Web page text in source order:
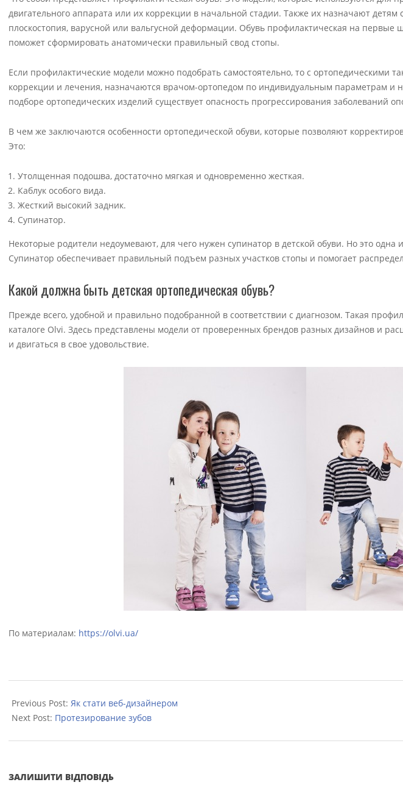
двигательного аппарата или их коррекции в начальной стадии. Также их назначают детям
плоскостопия, варусной или вальгусной деформации. Обувь профилактическая на первые
поможет сформировать анатомически правильный свод стопы.
Если профилактические модели можно подобрать самостоятельно, то с ортопедическими
коррекции и лечения, назначаются врачом-ортопедом по индивидуальным параметрам и
подборе ортопедических изделий существует опасность прогрессирования заболеваний
В чем же заключаются особенности ортопедической обуви, которые позволяют
Это:
Утолщенная подошва, достаточно мягкая и одновременно жесткая.
Каблук особого вида.
Жесткий высокий задник.
Супинатор.
Некоторые родители недоумевают, для чего нужен супинатор в детской обуви. Но это одна
Супинатор обеспечивает правильный подъем разных участков стопы и помогает
Какой должна быть детская ортопедическая обувь?
Прежде всего, удобной и правильно подобранной в соответствии с диагнозом. Такая
каталоге Olvi. Здесь представлены модели от проверенных брендов разных дизайнов и
и двигаться в свое удовольствие.
По материалам: https://olvi.ua/
09-
26
Previous Post: Як стати веб-дизайнером
Next Post: Протезирование зубов
ЗАЛИШИТИ ВІДПОВІДЬ